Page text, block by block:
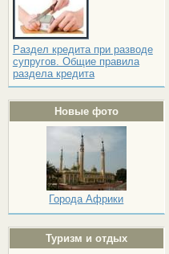
Раздел кредита при разводе
супругов. Общие правила
раздела кредита
Новые фото
Города Африки
Туризм и отдых